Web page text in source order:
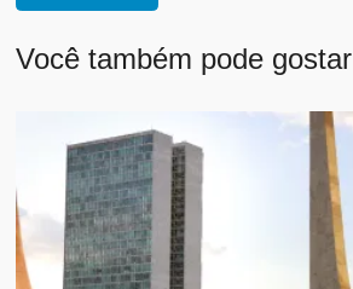
Você também pode gostar